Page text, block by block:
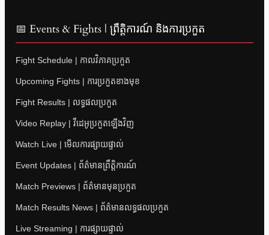
📅 Events & Fights | ព្រឹត្តិការណ៍ និងការប្រកួត
Fight Schedule | កាលវិភាគប្រកួត
Upcoming Fights | ការប្រកួតខាងមុខ
Fight Results | លទ្ធផលប្រកួត
Video Replay | វីដេអូប្រកួតឡើងវិញ
Watch Live | មើលការផ្សាយផ្ទាល់
Event Updates | ព័ត៌មានព្រឹត្តិការណ៍
Match Previews | ព័ត៌មានមុនប្រកួត
Match Results News | ព័ត៌មានលទ្ធផលប្រកួត
Live Streaming | ការផ្សាយផ្ទាល់